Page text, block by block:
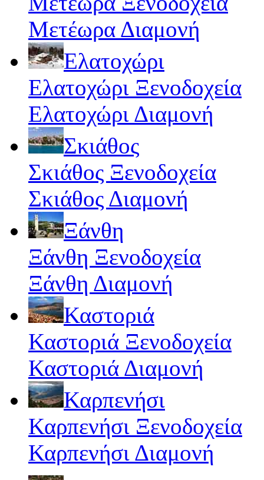
Μετέωρα Διαμονή
Ελατοχώρι
Ελατοχώρι Ξενοδοχεία
Ελατοχώρι Διαμονή
Σκιάθος
Σκιάθος Ξενοδοχεία
Σκιάθος Διαμονή
Ξάνθη
Ξάνθη Ξενοδοχεία
Ξάνθη Διαμονή
Καστοριά
Καστοριά Ξενοδοχεία
Καστοριά Διαμονή
Καρπενήσι
Καρπενήσι Ξενοδοχεία
Καρπενήσι Διαμονή